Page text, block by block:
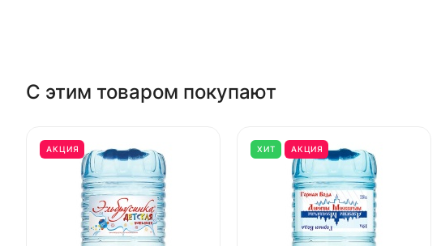
С этим товаром покупают
АКЦИЯ ХИТ АКЦИЯ